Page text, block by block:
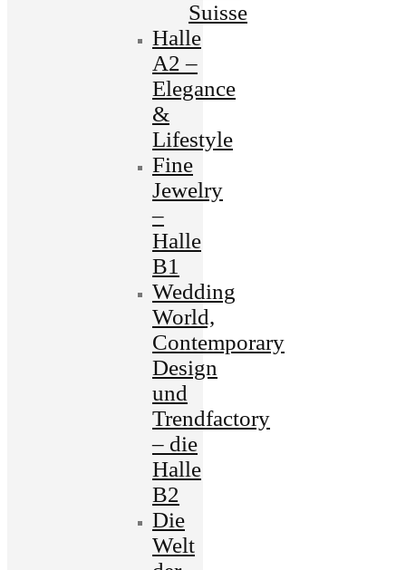
Suisse
Halle
A2 –
Elegance
&
Lifestyle
Fine
Jewelry
–
Halle
B1
Wedding
World,
Contemporary
Design
und
Trendfactory
– die
Halle
B2
Die
Welt